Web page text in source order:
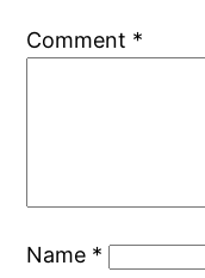
Comment *
Name *